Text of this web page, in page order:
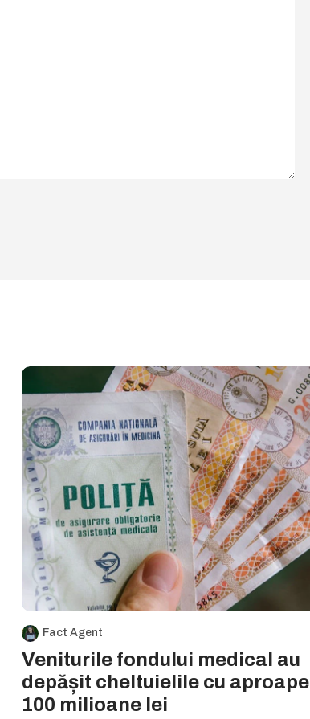
Fact Agent
Veniturile fondului medical au
depășit cheltuielile cu aproape
100 milioane lei